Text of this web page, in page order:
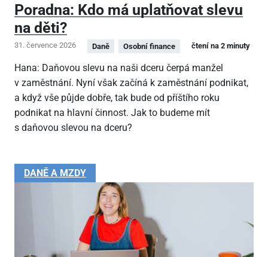
Poradna: Kdo má uplatňovat slevu
na děti?
31. července 2026 Daně Osobní finance čtení na 2 minuty
Hana: Daňovou slevu na naši dceru čerpá manžel
v zaměstnání. Nyní však začíná k zaměstnání podnikat,
a když vše půjde dobře, tak bude od příštího roku
podnikat na hlavní činnost. Jak to budeme mít
s daňovou slevou na dceru?
DANĚ A MZDY